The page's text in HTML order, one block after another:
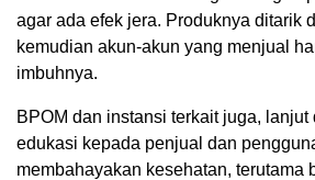
agar ada efek jera. Produknya ditarik
kemudian akun-akun yang menjual
imbuhnya.
BPOM dan instansi terkait juga, lanjut
edukasi kepada penjual dan
membahayakan kesehatan, terutama